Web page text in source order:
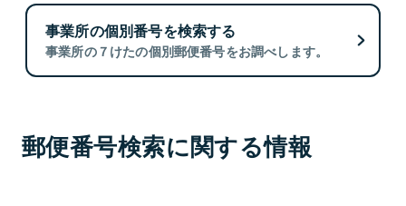
事業所の個別番号を検索する
事業所の７けたの個別郵便番号をお調べします。
郵便番号検索に関する情報